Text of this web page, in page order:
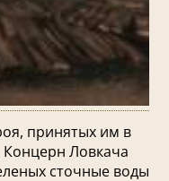
принятых им в
Концерн Ловкача
сточные воды